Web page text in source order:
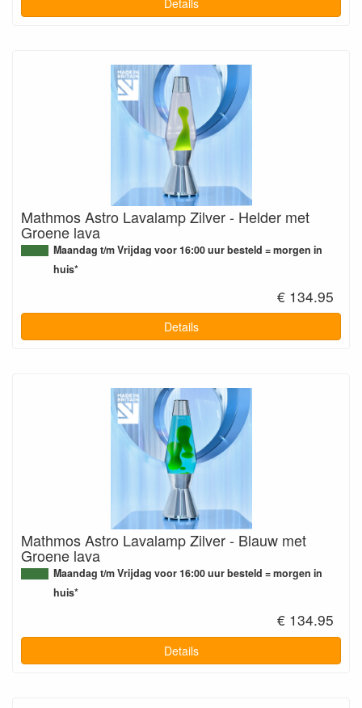
Mathmos Astro Lavalamp Zilver - Helder met
Groene lava
Maandag t/m Vrijdag voor 16:00 uur besteld = morgen in
huis*
€ 134.95
Details
Mathmos Astro Lavalamp Zilver - Blauw met
Groene lava
Maandag t/m Vrijdag voor 16:00 uur besteld = morgen in
huis*
€ 134.95
Details